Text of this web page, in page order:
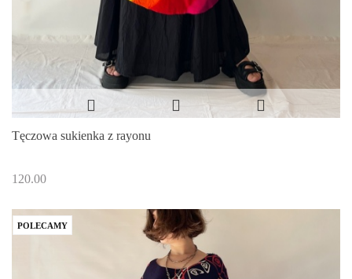
Tęczowa sukienka z rayonu
120.00
POLECAMY